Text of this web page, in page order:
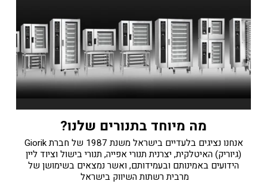
מה מיוחד בתנורים שלנו?
אנחנו נציגים בלעדיים בישראל משנת 1987 של חברת Giorik
(גיוריק) האיטלקית, יצרנית תנורי אפייה, תנורי בישול וציוד ליין
הידועים באמינותם ובעמידותם, ואשר נמצאים בשימושן של
מרבית רשתות השיווק בישראל